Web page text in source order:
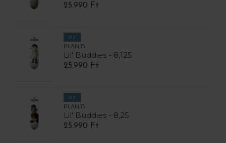
25.990 Ft
ÚJ
PLAN B
Lil' Buddies - 8,125
25.990 Ft
ÚJ
PLAN B
Lil' Buddies - 8,25
25.990 Ft